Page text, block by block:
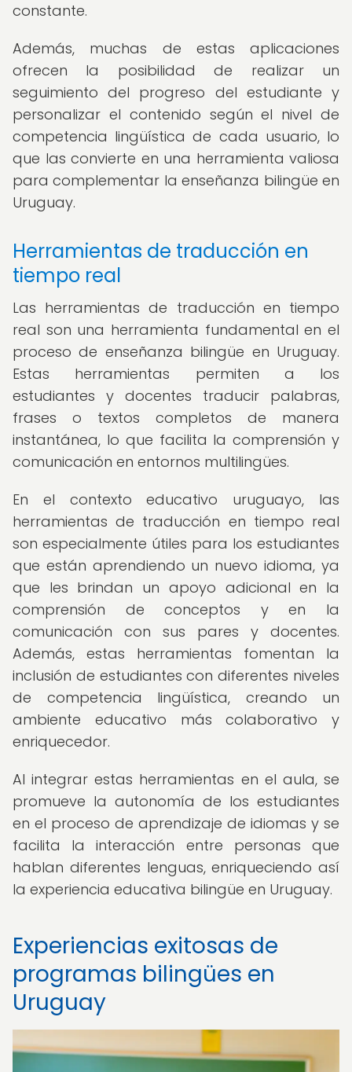
constante.
Además, muchas de estas aplicaciones
ofrecen la posibilidad de realizar un
seguimiento del progreso del estudiante y
personalizar el contenido según el nivel de
competencia lingüística de cada usuario, lo
que las convierte en una herramienta valiosa
para complementar la enseñanza bilingüe en
Uruguay.
Herramientas de traducción en
tiempo real
Las herramientas de traducción en tiempo
real son una herramienta fundamental en el
proceso de enseñanza bilingüe en Uruguay.
Estas herramientas permiten a los
estudiantes y docentes traducir palabras,
frases o textos completos de manera
instantánea, lo que facilita la comprensión y
comunicación en entornos multilingües.
En el contexto educativo uruguayo, las
herramientas de traducción en tiempo real
son especialmente útiles para los estudiantes
que están aprendiendo un nuevo idioma, ya
que les brindan un apoyo adicional en la
comprensión de conceptos y en la
comunicación con sus pares y docentes.
Además, estas herramientas fomentan la
inclusión de estudiantes con diferentes niveles
de competencia lingüística, creando un
ambiente educativo más colaborativo y
enriquecedor.
Al integrar estas herramientas en el aula, se
promueve la autonomía de los estudiantes
en el proceso de aprendizaje de idiomas y se
facilita la interacción entre personas que
hablan diferentes lenguas, enriqueciendo así
la experiencia educativa bilingüe en Uruguay.
Experiencias exitosas de
programas bilingües en
Uruguay